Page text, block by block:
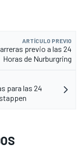
ARTÍCULO PREVIO
previo a las 24
Horas de Nurburgring
para las 24